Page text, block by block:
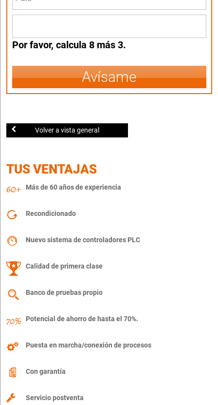
Por favor, calcula 8 más 3.
Avísame
Volver a vista general
TUS VENTAJAS
Más de 60 años de experiencia
Recondicionado
Nuevo sistema de controladores PLC
Calidad de primera clase
Banco de pruebas propio
Potencial de ahorro de hasta el 70%.
Puesta en marcha/conexión de procesos
Con garantía
Servicio postventa